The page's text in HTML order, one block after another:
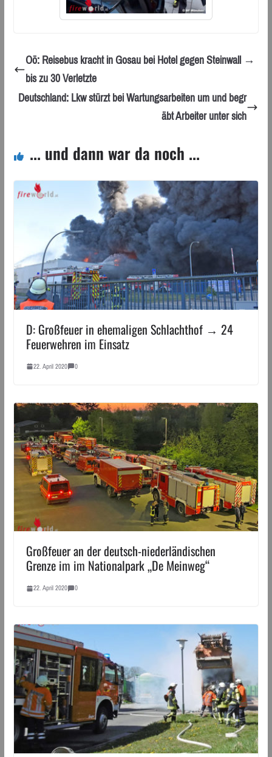
Oö: Reisebus kracht in Gosau bei Hotel gegen Steinwall →
bis zu 30 Verletzte
Deutschland: Lkw stürzt bei Wartungsarbeiten um und begr
äbt Arbeiter unter sich
... und dann war da noch ...
D: Großfeuer in ehemaligen Schlachthof → 24
Feuerwehren im Einsatz
22. April 2020 0
Großfeuer an der deutsch-niederländischen
Grenze im im Nationalpark „De Meinweg“
22. April 2020 0